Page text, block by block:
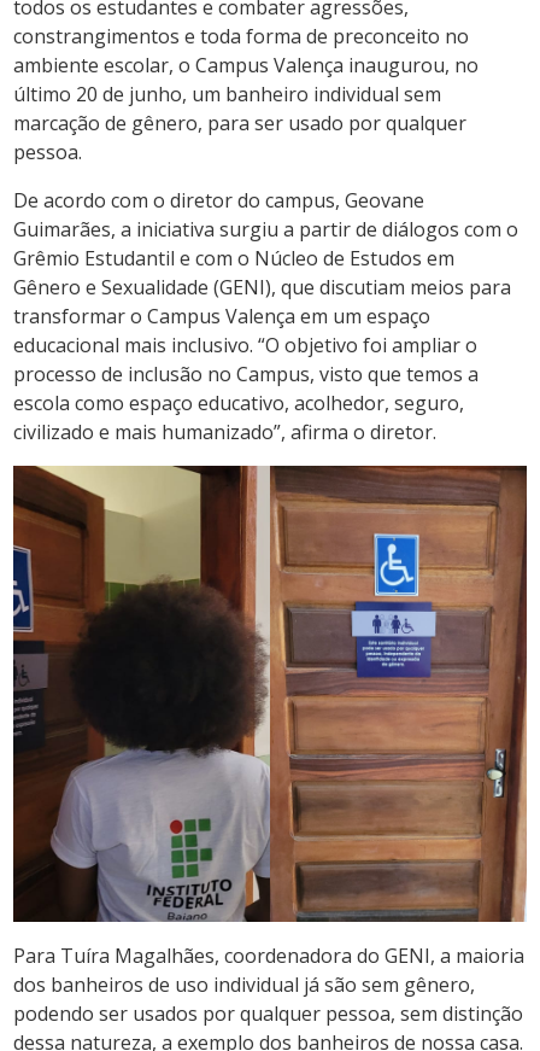
todos os estudantes e combater agressões,
constrangimentos e toda forma de preconceito no
ambiente escolar, o Campus Valença inaugurou, no
último 20 de junho, um banheiro individual sem
marcação de gênero, para ser usado por qualquer
pessoa.
De acordo com o diretor do campus, Geovane
Guimarães, a iniciativa surgiu a partir de diálogos com o
Grêmio Estudantil e com o Núcleo de Estudos em
Gênero e Sexualidade (GENI), que discutiam meios para
transformar o Campus Valença em um espaço
educacional mais inclusivo. “O objetivo foi ampliar o
processo de inclusão no Campus, visto que temos a
escola como espaço educativo, acolhedor, seguro,
civilizado e mais humanizado”, afirma o diretor.
Para Tuíra Magalhães, coordenadora do GENI, a maioria
dos banheiros de uso individual já são sem gênero,
podendo ser usados por qualquer pessoa, sem distinção
dessa natureza, a exemplo dos banheiros de nossa casa.